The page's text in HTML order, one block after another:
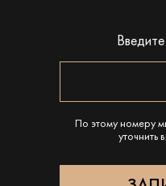
По этому номеру
уточнить